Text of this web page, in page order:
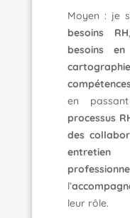
Moyen : je
besoins RH
besoins
cartographie
en
processus
des
l’
leur rôle.